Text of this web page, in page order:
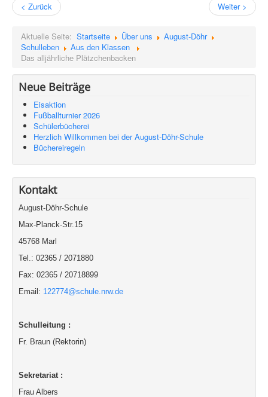
< Zurück Weiter >
Aktuelle Seite: Startseite Über uns
August-Döhr
Schulleben
Aus den Klassen
Das alljährliche Plätzchenbacken
Neue Beiträge
Eisaktion
Fußballturnier 2026
Schülerbücherei
Herzlich Willkommen bei der August-Döhr-Schule
Büchereiregeln
Kontakt
August-Döhr-Schule
Max-Planck-Str.15
45768 Marl
Tel.: 02365 / 2071880
Fax: 02365 / 20718899
Email: 122774@schule.nrw.de
Schulleitung :
Fr. Braun (Rektorin)
Sekretariat :
Frau Albers